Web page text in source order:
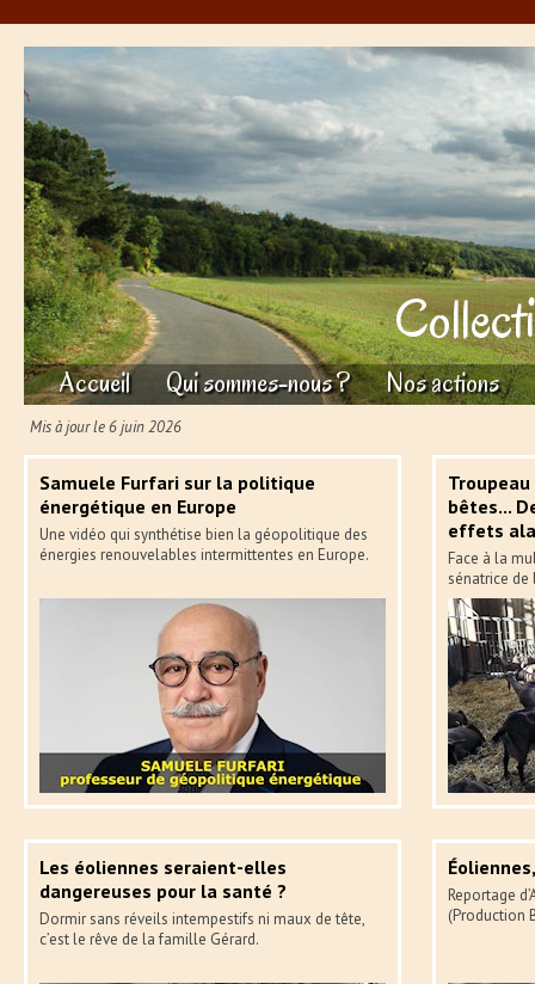
Accueil Qui sommes-nous ? Nos actions
Mis à jour le 6 juin 2026
Samuele Furfari sur la politique
énergétique en Europe
Une vidéo qui synthétise bien la géopolitique des
énergies renouvelables intermittentes en Europe.
bêtes...
effets
Face à la
sénatrice de
Les éoliennes seraient-elles
dangereuses pour la santé ?
Dormir sans réveils intempestifs ni maux de tête,
c’est le rêve de la famille Gérard.
Reportage
(Production